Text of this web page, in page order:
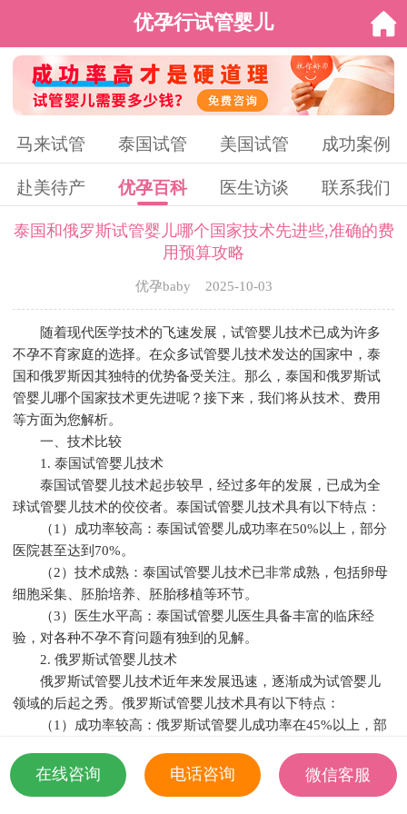
优孕行试管婴儿
马来试管 泰国试管 美国试管 成功案例
赴美待产 优孕百科 医生访谈 联系我们
泰国和俄罗斯试管婴儿哪个国家技术先进些,准确的费
用预算攻略
优孕baby 2025-10-03
随着现代医学技术的飞速发展，试管婴儿技术已成为许多
不孕不育家庭的选择。在众多试管婴儿技术发达的国家中，泰
国和俄罗斯因其独特的优势备受关注。那么，泰国和俄罗斯试
管婴儿哪个国家技术更先进呢？接下来，我们将从技术、费用
等方面为您解析。
一、技术比较
1. 泰国试管婴儿技术
泰国试管婴儿技术起步较早，经过多年的发展，已成为全
球试管婴儿技术的佼佼者。泰国试管婴儿技术具有以下特点：
（1）成功率较高：泰国试管婴儿成功率在50%以上，部分
医院甚至达到70%。
（2）技术成熟：泰国试管婴儿技术已非常成熟，包括卵母
细胞采集、胚胎培养、胚胎移植等环节。
（3）医生水平高：泰国试管婴儿医生具备丰富的临床经
验，对各种不孕不育问题有独到的见解。
2. 俄罗斯试管婴儿技术
俄罗斯试管婴儿技术近年来发展迅速，逐渐成为试管婴儿
领域的后起之秀。俄罗斯试管婴儿技术具有以下特点：
（1）成功率较高：俄罗斯试管婴儿成功率在45%以上，部
（2）技术先进：俄罗斯试管婴儿技术采用第三代试管婴儿
技术，即胚胎植入前遗传学诊断（PGD），能够筛选出具有遗
在线咨询 电话咨询
微信客服